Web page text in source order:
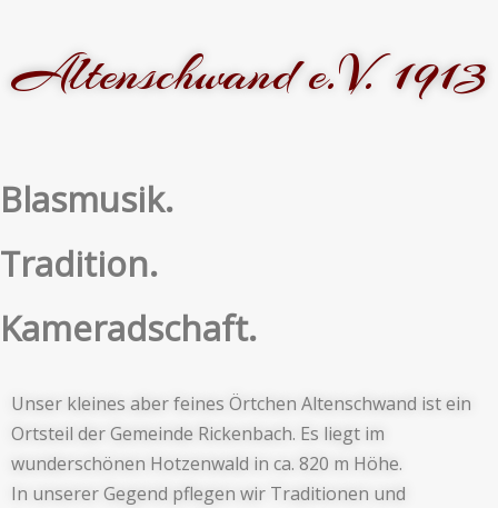
Altenschwand e.V. 1913
Blasmusik.
Tradition.
Kameradschaft.
Unser kleines aber feines Örtchen Altenschwand ist ein
Ortsteil der Gemeinde Rickenbach. Es liegt im
wunderschönen Hotzenwald in ca. 820 m Höhe.
In unserer Gegend pflegen wir Traditionen und